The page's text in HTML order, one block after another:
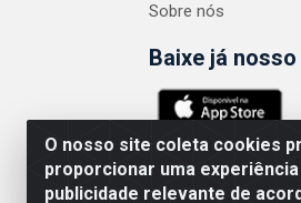
O nosso site coleta cookies
proporcionar uma
publicidade relevante de
Sobre nós
Baixe já nosso
ABRASEG